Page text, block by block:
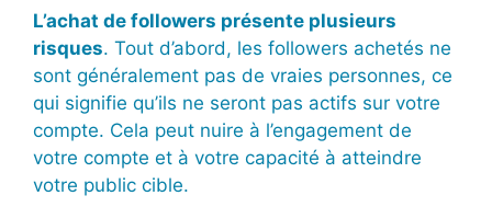
L’achat de followers présente plusieurs
risques. Tout d’abord, les followers achetés ne
sont généralement pas de vraies personnes, ce
qui signifie qu’ils ne seront pas actifs sur votre
compte. Cela peut nuire à l’engagement de
votre compte et à votre capacité à atteindre
votre public cible.